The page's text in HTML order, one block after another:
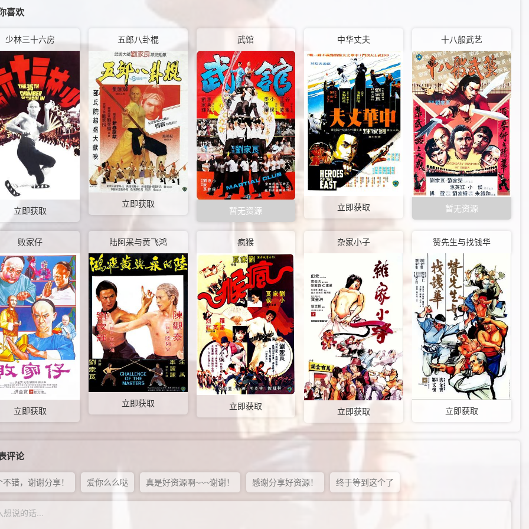
喜欢
少林三十六房
立即获取
五郎八卦棍
立即获取
武馆
暂无资源
中华丈夫
立即获取
十八般武艺
暂无资源
败家仔
立即获取
陆阿采与黄飞鸿
立即获取
疯猴
立即获取
杂家小子
立即获取
赞先生与找钱华
立即获取
评论
不错，谢谢分享！ 爱你么么哒 真是好资源啊~~~谢谢！ 感谢分享好资源！ 终于等到这个了